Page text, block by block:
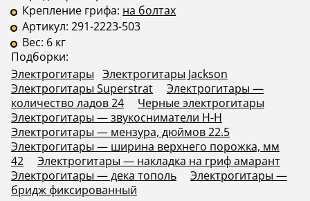
Крепление грифа: на болтах
Артикул: 291-2223-503
Вес: 6 кг
Подборки:
Электрогитары Электрогитары Jackson
Электрогитары Superstrat
Электрогитары —
количество ладов 24
Черные электрогитары
Электрогитары — звукосниматели H-H
Электрогитары — мензура, дюймов 22.5
Электрогитары — ширина верхнего порожка, мм
42
Электрогитары — накладка на гриф амарант
Электрогитары — дека тополь
Электрогитары —
бридж фиксированный